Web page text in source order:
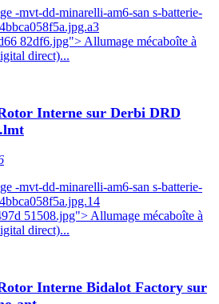
-mvt-dd-minarelli-am6-san s-batterie-
82df6.jpg"> Allumage mécaboîte à
direct)...
Interne sur Derbi DRD
-mvt-dd-minarelli-am6-san s-batterie-
51508.jpg"> Allumage mécaboîte à
direct)...
Interne Bidalot Factory sur